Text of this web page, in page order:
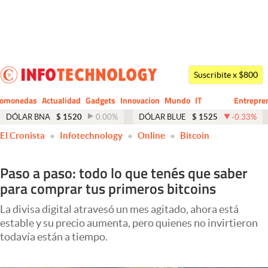
Dólar
Economía y Política
Finanzas y Mercados
Negocios
Columnistas
Otras secciones
Suscribite x $800
Actualidad Gadgets Innovacion Mundo
CIO
IT
Business
DÓLAR BNA $ 1520 0.00% DÓLAR BLUE $ 1525 -0.33%
El Cronista Infotechnology Online Bitcoin
Paso a paso: todo lo que tenés que saber
para comprar tus primeros bitcoins
La divisa digital atravesó un mes agitado, ahora está
estable y su precio aumenta, pero quienes no invirtieron
todavía están a tiempo.